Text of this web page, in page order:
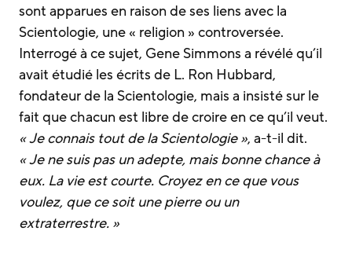
sont apparues en raison de ses liens avec la
Scientologie, une « religion » controversée.
Interrogé à ce sujet, Gene Simmons a révélé qu’il
avait étudié les écrits de L. Ron Hubbard,
fondateur de la Scientologie, mais a insisté sur le
fait que chacun est libre de croire en ce qu’il veut.
« Je connais tout de la Scientologie », a-t-il dit.
« Je ne suis pas un adepte, mais bonne chance à
eux. La vie est courte. Croyez en ce que vous
voulez, que ce soit une pierre ou un
extraterrestre. »